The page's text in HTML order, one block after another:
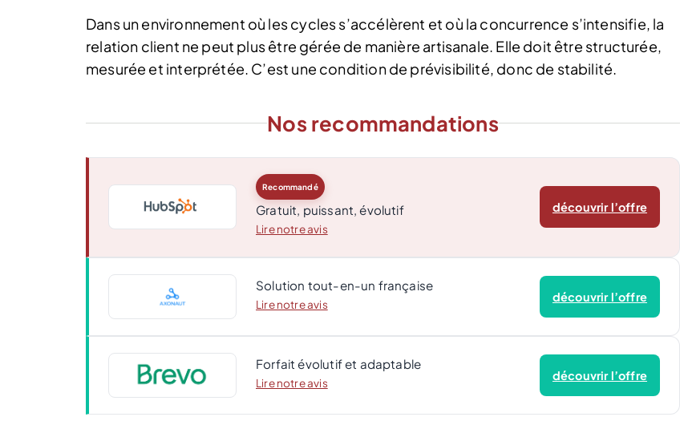
Dans un environnement où les cycles s’accélèrent et où la concurrence s’intensifie, la
relation client ne peut plus être gérée de manière artisanale. Elle doit être structurée,
mesurée et interprétée. C’est une condition de prévisibilité, donc de stabilité.
Nos recommandations
Recommandé
Gratuit, puissant, évolutif
Lire notre avis
découvrir l’offre
Solution tout-en-un française
Lire notre avis
découvrir l’offre
Forfait évolutif et adaptable
Lire notre avis
découvrir l’offre